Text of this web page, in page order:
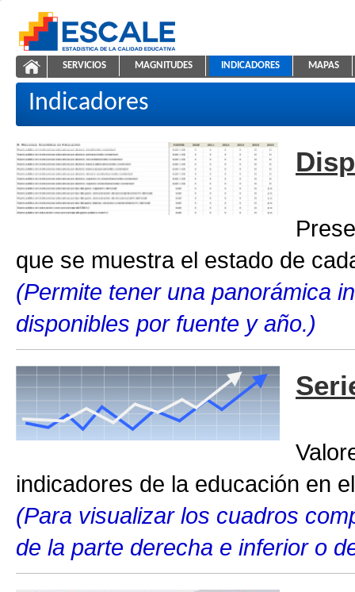
ESCALE - Unidad de Estadística Educativa
Indicadores educativos
NAVEGACIÓN
SERVICIOS MAGNITUDES INDICADORES MAPAS
Indicadores
que se muestra el estado de
(Permite tener una panorámica
disponibles por fuente y año.)
indicadores de la educación en
(Para visualizar los cuadros
de la parte derecha e inferior o